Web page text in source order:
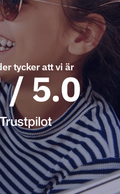
tycker att vi är
/ 5.0